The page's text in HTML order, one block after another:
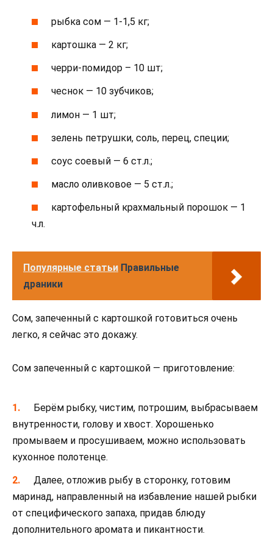
рыбка сом — 1-1,5 кг;
картошка — 2 кг;
черри-помидор – 10 шт;
чеснок — 10 зубчиков;
лимон — 1 шт;
зелень петрушки, соль, перец, специи;
соус соевый — 6 ст.л.;
масло оливковое — 5 ст.л.;
картофельный крахмальный порошок — 1
ч.л.
Популярные статьи Правильные
драники
Сом, запеченный с картошкой готовиться очень
легко, я сейчас это докажу.
Сом запеченный с картошкой — приготовление:
Берём рыбку, чистим, потрошим, выбрасываем
внутренности, голову и хвост. Хорошенько
промываем и просушиваем, можно использовать
кухонное полотенце.
Далее, отложив рыбу в сторонку, готовим
маринад, направленный на избавление нашей рыбки
от специфического запаха, придав блюду
дополнительного аромата и пикантности.